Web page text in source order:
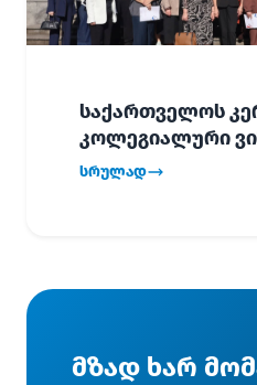
საქართველოს
კოლეგიალური
სრულად
მზად ხარ